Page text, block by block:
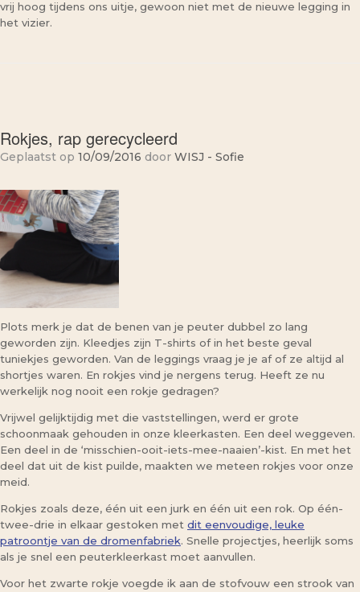
vrij hoog tijdens ons uitje, gewoon niet met de nieuwe legging in
het vizier.
Rokjes, rap gerecycleerd
Geplaatst op 10/09/2016 door WISJ - Sofie
Plots merk je dat de benen van je peuter dubbel zo lang
geworden zijn. Kleedjes zijn T-shirts of in het beste geval
tuniekjes geworden. Van de leggings vraag je je af of ze altijd al
shortjes waren. En rokjes vind je nergens terug. Heeft ze nu
werkelijk nog nooit een rokje gedragen?
Vrijwel gelijktijdig met die vaststellingen, werd er grote
schoonmaak gehouden in onze kleerkasten. Een deel weggeven.
Een deel in de ‘misschien-ooit-iets-mee-naaien’-kist. En met het
deel dat uit de kist puilde, maakten we meteen rokjes voor onze
meid.
Rokjes zoals deze, één uit een jurk en één uit een rok. Op één-
twee-drie in elkaar gestoken met dit eenvoudige, leuke
patroontje van de dromenfabriek. Snelle projectjes, heerlijk soms
als je snel een peuterkleerkast moet aanvullen.
Voor het zwarte rokje voegde ik aan de stofvouw een strook van